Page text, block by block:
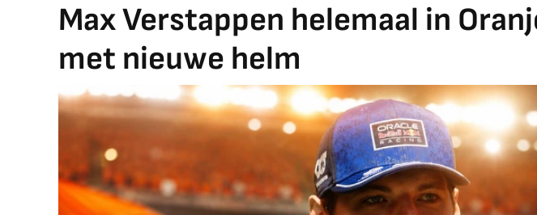
Max Verstappen helemaal in
met nieuwe helm